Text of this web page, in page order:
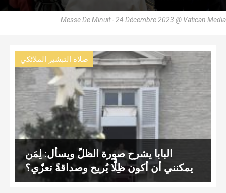
Messe De Minuit - 24 Décembre 2023 @ Vatican Media
صلاة التبشير الملائكي
البابا يشرح صورة الظلّ ويسأل: لِمَن
يمكنني أن أكون ظِلًّا يُريح وصداقةً تعزّي؟